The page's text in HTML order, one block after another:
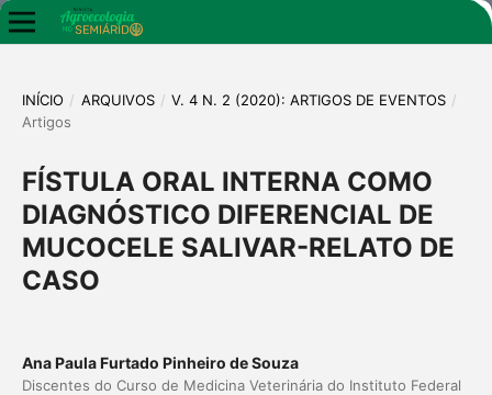
INÍCIO / ARQUIVOS / V. 4 N. 2 (2020): ARTIGOS DE EVENTOS /
Artigos
FÍSTULA ORAL INTERNA COMO
DIAGNÓSTICO DIFERENCIAL DE
MUCOCELE SALIVAR-RELATO DE
CASO
Ana Paula Furtado Pinheiro de Souza
Discentes do Curso de Medicina Veterinária do Instituto Federal